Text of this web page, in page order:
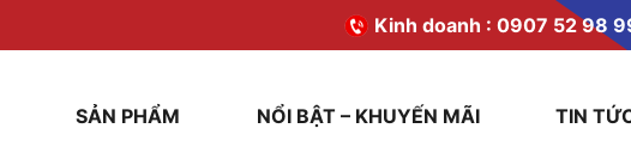
Kinh doanh : 0907 52 98
SẢN PHẨM NỔI BẬT – KHUYẾN MÃI TIN